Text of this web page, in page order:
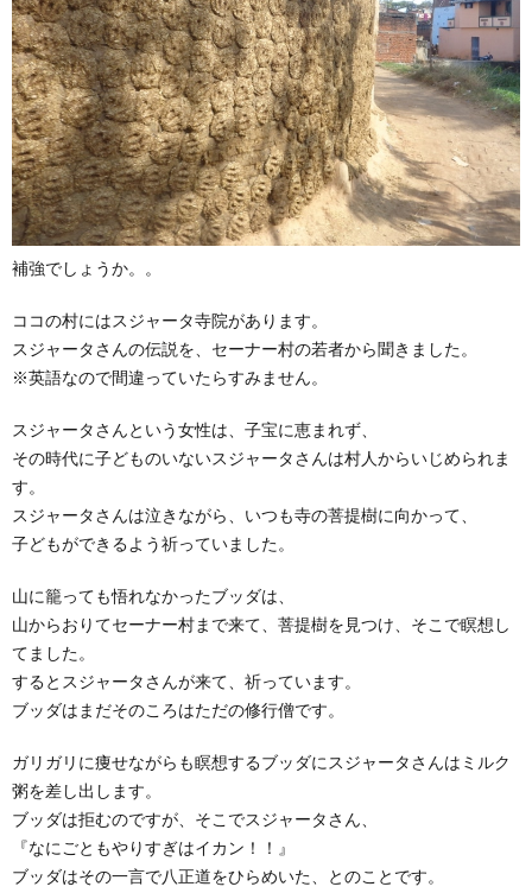
補強でしょうか。。
ココの村にはスジャータ寺院があります。
スジャータさんの伝説を、セーナー村の若者から聞きました。
※英語なので間違っていたらすみません。
スジャータさんという女性は、子宝に恵まれず、
その時代に子どものいないスジャータさんは村人からいじめられま
す。
スジャータさんは泣きながら、いつも寺の菩提樹に向かって、
子どもができるよう祈っていました。
山に籠っても悟れなかったブッダは、
山からおりてセーナー村まで来て、菩提樹を見つけ、そこで瞑想し
てました。
するとスジャータさんが来て、祈っています。
ブッダはまだそのころはただの修行僧です。
ガリガリに痩せながらも瞑想するブッダにスジャータさんはミルク
粥を差し出します。
ブッダは拒むのですが、そこでスジャータさん、
『なにごともやりすぎはイカン！！』
ブッダはその一言で八正道をひらめいた、とのことです。